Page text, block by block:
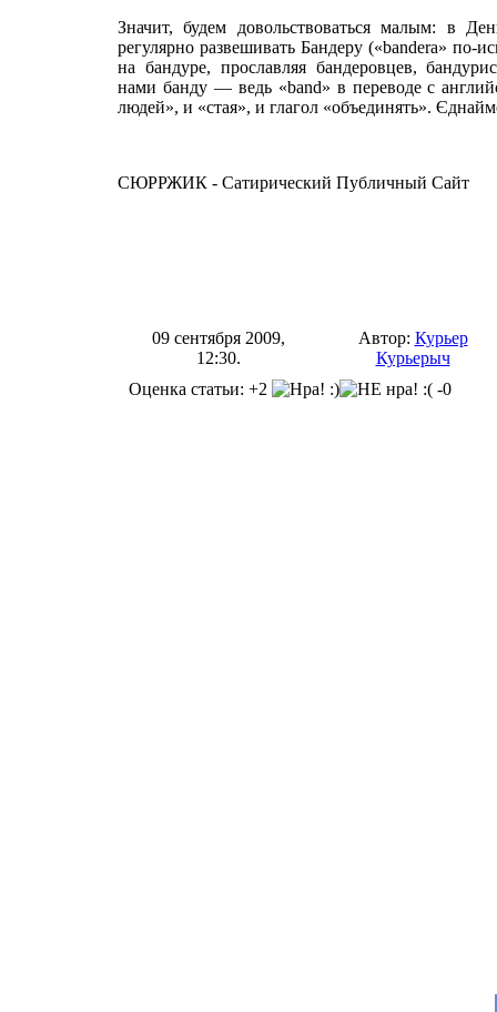
Значит, будем довольствоваться малым: в
регулярно развешивать Бандеру («bandera» по-
на бандуре, прославляя бандеровцев,
нами банду — ведь «band» в переводе с
людей», и «стая», и глагол «объединять».
СЮРРЖИК - Сатирический Публичный Сайт
09 сентября 2009,
12:30.
Автор: Курьер
Курьерыч
Оценка статьи: +2
-0